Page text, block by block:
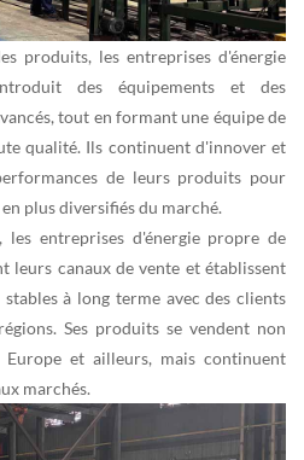
produits, les entreprises d'énergie
des équipements et des
tout en formant une équipe de
qualité. Ils continuent d'innover et
de leurs produits pour
plus diversifiés du marché.
entreprises d'énergie propre de
leurs canaux de vente et établissent
à long terme avec des clients
Ses produits se vendent non
et ailleurs, mais continuent
marchés.